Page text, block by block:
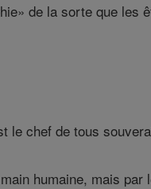
de la sorte que les
le chef de tous
humaine, mais par